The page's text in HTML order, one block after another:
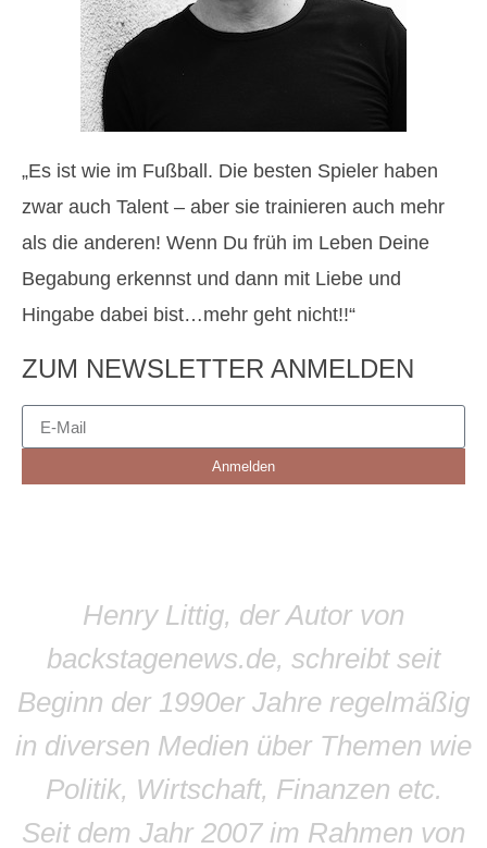
„Es ist wie im Fußball. Die besten Spieler haben
zwar auch Talent – aber sie trainieren auch mehr
als die anderen! Wenn Du früh im Leben Deine
Begabung erkennst und dann mit Liebe und
Hingabe dabei bist…mehr geht nicht!!“
ZUM NEWSLETTER ANMELDEN
Anmelden
Henry Littig, der Autor von
backstagenews.de, schreibt seit
Beginn der 1990er Jahre regelmäßig
in diversen Medien über Themen wie
Politik, Wirtschaft, Finanzen etc.
Seit dem Jahr 2007 im Rahmen von